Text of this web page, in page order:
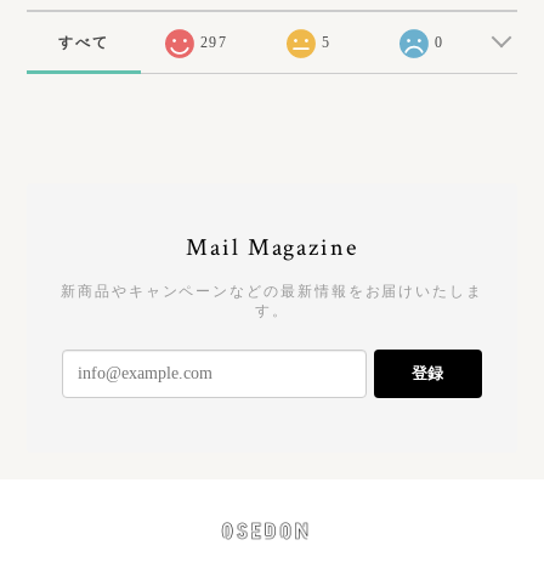
すべて 297 5 0
Mail Magazine
新商品やキャンペーンなどの最新情報をお届けいたしま
す。
登録